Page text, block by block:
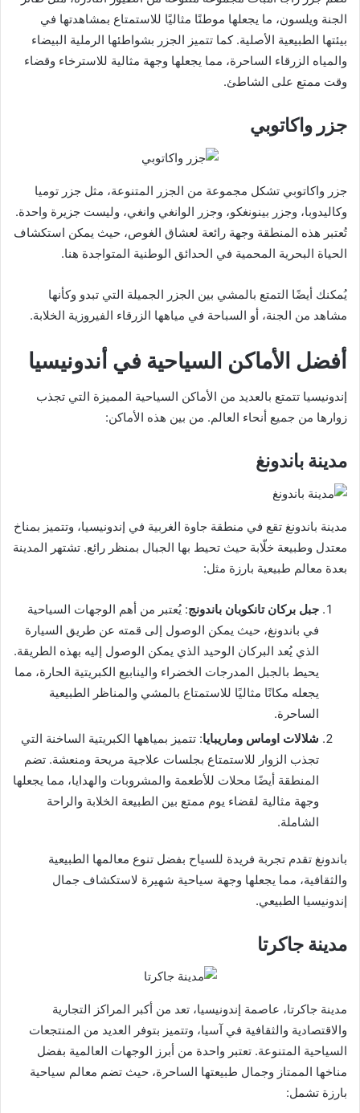
الجنة ويلسون، ما يجعلها موطنًا مثاليًا للاستمتاع بمشاهدتها في
بيئتها الطبيعية الأصلية. كما تتميز الجزر بشواطئها الرملية البيضاء
والمياه الزرقاء الساحرة، مما يجعلها وجهة مثالية للاسترخاء وقضاء
وقت ممتع على الشاطئ.
جزر واكاتوبي
جزر واكاتوبي تشكل مجموعة من الجزر المتنوعة، مثل جزر توميا
وكاليدوبا، وجزر بينونغكو، وجزر الوانغي وانغي، وليست جزيرة واحدة.
تُعتبر هذه المنطقة وجهة رائعة لعشاق الغوص، حيث يمكن استكشاف
الحياة البحرية المحمية في الحدائق الوطنية المتواجدة هنا.
يُمكنك أيضًا التمتع بالمشي بين الجزر الجميلة التي تبدو وكأنها
مشاهد من الجنة، أو السباحة في مياهها الزرقاء الفيروزية الخلابة.
أفضل الأماكن السياحية في أندونيسيا
إندونيسيا تتمتع بالعديد من الأماكن السياحية المميزة التي تجذب
زوارها من جميع أنحاء العالم. من بين هذه الأماكن:
مدينة باندونغ
مدينة باندونغ تقع في منطقة جاوة الغربية في إندونيسيا، وتتميز بمناخ
معتدل وطبيعة خلّابة حيث تحيط بها الجبال بمنظر رائع. تشتهر المدينة
بعدة معالم طبيعية بارزة مثل:
جبل بركان تانكوبان باندونج: يُعتبر من أهم الوجهات السياحية
في باندونغ، حيث يمكن الوصول إلى قمته عن طريق السيارة
الذي يُعد البركان الوحيد الذي يمكن الوصول إليه بهذه الطريقة.
يحيط بالجبل المدرجات الخضراء والينابيع الكبريتية الحارة، مما
يجعله مكانًا مثاليًا للاستمتاع بالمشي والمناظر الطبيعية
الساحرة.
شلالات اوماس وماريبايا: تتميز بمياهها الكبريتية الساخنة التي
تجذب الزوار للاستمتاع بجلسات علاجية مريحة ومنعشة. تضم
المنطقة أيضًا محلات للأطعمة والمشروبات والهدايا، مما يجعلها
وجهة مثالية لقضاء يوم ممتع بين الطبيعة الخلابة والراحة
الشاملة.
باندونغ تقدم تجربة فريدة للسياح بفضل تنوع معالمها الطبيعية
والثقافية، مما يجعلها وجهة سياحية شهيرة لاستكشاف جمال
إندونيسيا الطبيعي.
مدينة جاكرتا
مدينة جاكرتا، عاصمة إندونيسيا، تعد من أكبر المراكز التجارية
والاقتصادية والثقافية في آسيا، وتتميز بتوفر العديد من المنتجعات
السياحية المتنوعة. تعتبر واحدة من أبرز الوجهات العالمية بفضل
مناخها الممتاز وجمال طبيعتها الساحرة، حيث تضم معالم سياحية
بارزة تشمل: